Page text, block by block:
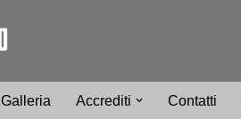
Galleria Accrediti Contatti